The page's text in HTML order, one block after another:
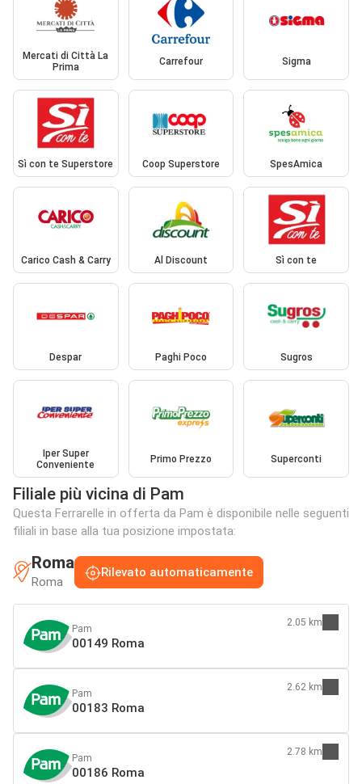
Mercati di Città La
Prima
Carrefour Sigma
Sì con te Superstore Coop Superstore SpesAmica
Carico Cash & Carry Al Discount Sì con te
Despar Paghi Poco Sugros
Iper Super
Conveniente
Primo Prezzo Superconti
Filiale più vicina di Pam
Questa Ferrarelle in offerta da Pam è disponibile nelle seguenti
filiali in base alla tua posizione impostata:
Roma
Roma
Rilevato automaticamente
Pam
00149 Roma
2.05 km
Pam
00183 Roma
2.62 km
Pam
00186 Roma
2.78 km